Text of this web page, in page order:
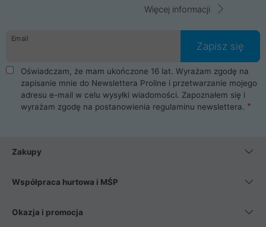
Więcej informacji
Email
Zapisz się
Oświadczam, że mam ukończone 16 lat. Wyrażam zgodę na
zapisanie mnie do Newslettera Proline i przetwarzanie mojego
adresu e-mail w celu wysyłki wiadomości. Zapoznałem się i
wyrażam zgodę na postanowienia regulaminu newslettera.
Zakupy
Współpraca hurtowa i MŚP
Okazja i promocja